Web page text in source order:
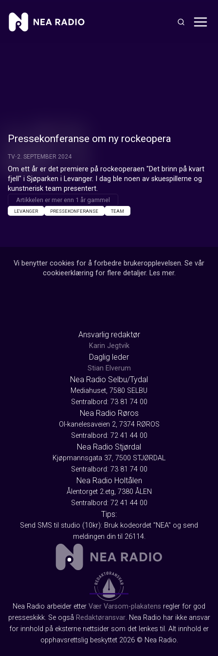
Pressekonferanse om ny rockeopera
TV 2. SEPTEMBER 2024
Om ett år er det premiere på rockeoperaen "Det brinn på kvart
fjell" i Sjøparken i Levanger. I dag ble noen av skuespillerne og
kunstnerisk team presentert.
Artikkelen er mer enn 1 år gammel
LEVANGER PRESSEKONFERANSE TEAM
Vi benytter cookies for å forbedre brukeropplevelsen. Se vår
cookieerklæring for flere detaljer. Les mer.
Ansvarlig redaktør
Karin Jegtvik
Daglig leder
Stian Elverum
Nea Radio Selbu/Tydal
Mediahuset, 7580 SELBU
Sentralbord: 73 81 74 00
Nea Radio Røros
Ol-kanelesaveien 2, 7374 RØROS
Sentralbord: 72 41 44 00
Nea Radio Stjørdal
Kjøpmannsgata 37, 7500 STJØRDAL
Sentralbord: 73 81 74 00
Nea Radio Holtålen
Ålentorget 2.etg, 7380 ÅLEN
Sentralbord: 72 41 44 00
Tips:
Send SMS til studio (10kr): Bruk kodeordet "NEA" og send
meldingen din til 26114.
Nea Radio arbeider etter Vær Varsom-plakatens regler for god
presseskikk. Se også Redaktøransvar. Nea Radio har ikke ansvar
for innhold på eksterne nettsider som det lenkes til. Alt innhold er
opphavsrettslig beskyttet 2026 © Nea Radio.